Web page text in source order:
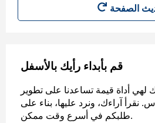
قم بأبداء رأيك بالأسفل
لهي أداة قيمة تساعدنا على تطوير
آراءك، ونرد عليها، بناء على
طلبكم في أسرع وقت ممكن.